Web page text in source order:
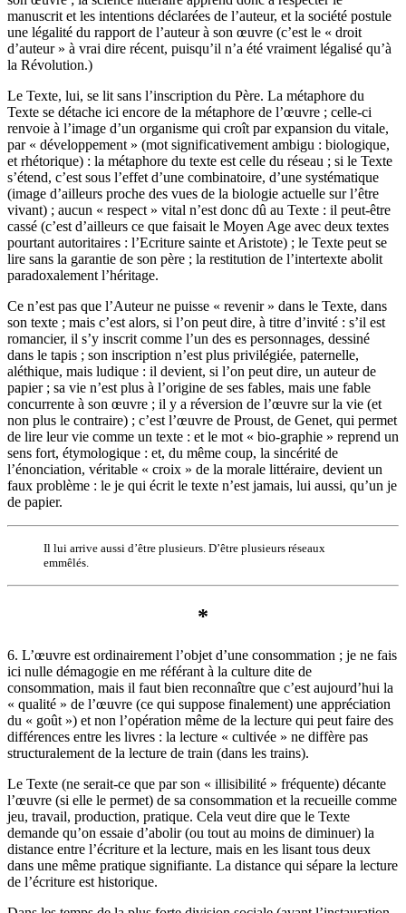
manuscrit et les intentions déclarées de l’auteur, et la société postule
une légalité du rapport de l’auteur à son œuvre (c’est le « droit
d’auteur » à vrai dire récent, puisqu’il n’a été vraiment légalisé qu’à
la Révolution.)
Le Texte, lui, se lit sans l’inscription du Père. La métaphore du
Texte se détache ici encore de la métaphore de l’œuvre ; celle-ci
renvoie à l’image d’un organisme qui croît par expansion du vitale,
par « développement » (mot significativement ambigu : biologique,
et rhétorique) : la métaphore du texte est celle du réseau ; si le Texte
s’étend, c’est sous l’effet d’une combinatoire, d’une systématique
(image d’ailleurs proche des vues de la biologie actuelle sur l’être
vivant) ; aucun « respect » vital n’est donc dû au Texte : il peut-être
cassé (c’est d’ailleurs ce que faisait le Moyen Age avec deux textes
pourtant autoritaires : l’Ecriture sainte et Aristote) ; le Texte peut se
lire sans la garantie de son père ; la restitution de l’intertexte abolit
paradoxalement l’héritage.
Ce n’est pas que l’Auteur ne puisse « revenir » dans le Texte, dans
son texte ; mais c’est alors, si l’on peut dire, à titre d’invité : s’il est
romancier, il s’y inscrit comme l’un des es personnages, dessiné
dans le tapis ; son inscription n’est plus privilégiée, paternelle,
aléthique, mais ludique : il devient, si l’on peut dire, un auteur de
papier ; sa vie n’est plus à l’origine de ses fables, mais une fable
concurrente à son œuvre ; il y a réversion de l’œuvre sur la vie (et
non plus le contraire) ; c’est l’œuvre de Proust, de Genet, qui permet
de lire leur vie comme un texte : et le mot « bio-graphie » reprend un
sens fort, étymologique : et, du même coup, la sincérité de
l’énonciation, véritable « croix » de la morale littéraire, devient un
faux problème : le je qui écrit le texte n’est jamais, lui aussi, qu’un je
de papier.
Il lui arrive aussi d’être plusieurs. D’être plusieurs réseaux
emmêlés.
*
6. L’œuvre est ordinairement l’objet d’une consommation ; je ne fais
ici nulle démagogie en me référant à la culture dite de
consommation, mais il faut bien reconnaître que c’est aujourd’hui la
« qualité » de l’œuvre (ce qui suppose finalement) une appréciation
du « goût ») et non l’opération même de la lecture qui peut faire des
différences entre les livres : la lecture « cultivée » ne diffère pas
structuralement de la lecture de train (dans les trains).
Le Texte (ne serait-ce que par son « illisibilité » fréquente) décante
l’œuvre (si elle le permet) de sa consommation et la recueille comme
jeu, travail, production, pratique. Cela veut dire que le Texte
demande qu’on essaie d’abolir (ou tout au moins de diminuer) la
distance entre l’écriture et la lecture, mais en les lisant tous deux
dans une même pratique signifiante. La distance qui sépare la lecture
de l’écriture est historique.